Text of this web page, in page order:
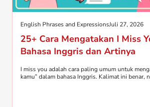
English Phrases and ExpressionsJuli 27, 2026
25+ Cara Mengatakan I Miss
Bahasa Inggris dan Artinya
I miss you adalah cara paling umum untuk
kamu” dalam bahasa Inggris. Kalimat ini benar,